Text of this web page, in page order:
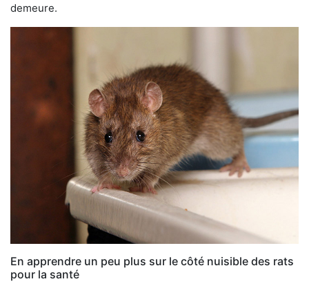
demeure.
En apprendre un peu plus sur le côté nuisible des rats
pour la santé